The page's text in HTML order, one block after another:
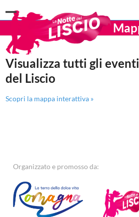
Open
mobile
menu
Close
mobile
menu
Visualizza tutti gli
del Liscio
Scopri la mappa interattiva »
Organizzato e promosso da: